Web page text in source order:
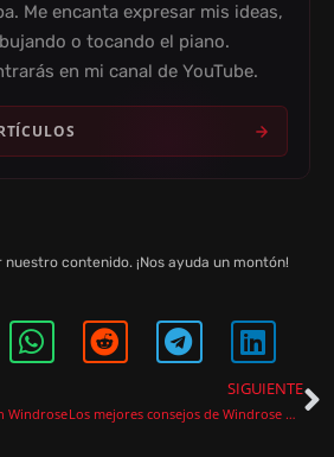
Me encanta expresar mis ideas,
o tocando el piano.
en mi canal de YouTube.
contenido. ¡Nos ayuda un montón!
Windrose
SIGUIENTE
Los mejores consejos de Windrose para principiantes